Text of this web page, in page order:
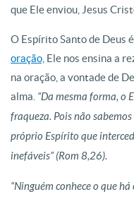
que Ele enviou, Jesus
O Espírito Santo de Deus
oração, Ele nos ensina a
na oração, a vontade de
alma. “Da mesma forma, o
fraqueza. Pois não
próprio Espírito que
inefáveis” (Rom 8,26).
“Ninguém conhece o que